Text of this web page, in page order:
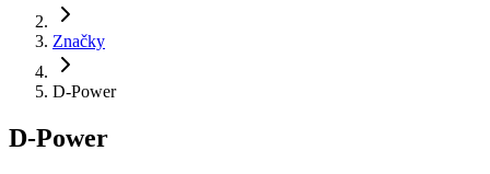
Značky
D-Power
D-Power